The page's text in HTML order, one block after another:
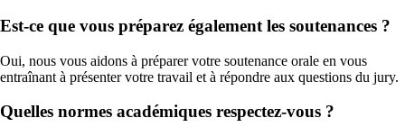
Est-ce que vous préparez également les soutenances ?
Oui, nous vous aidons à préparer votre soutenance orale en vous
entraînant à présenter votre travail et à répondre aux questions du jury.
Quelles normes académiques respectez-vous ?